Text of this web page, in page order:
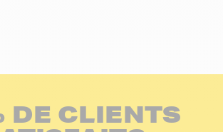
DE CLIENTS